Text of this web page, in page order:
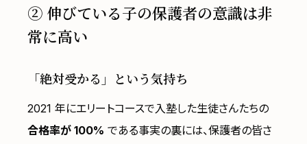
② 伸びている子の保護者の意識は非
常に高い
「絶対受かる」という気持ち
2021 年にエリートコースで入塾した生徒さんたちの
合格率が 100% である事実の裏には、保護者の皆さ